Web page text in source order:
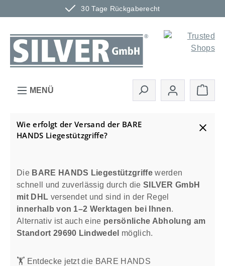
30 Tage Rückgaberecht
Zum Hauptinhalt springen
MENÜ
Wie erfolgt der Versand der BARE
HANDS Liegestützgriffe?
Die BARE HANDS Liegestützgriffewerden
schnell und zuverlässig durch die SILVER GmbH
mit DHL versendet und sind in der Regel
innerhalb von 1–2 Werktagen bei Ihnen.
Alternativ ist auch eine persönliche Abholung am
Standort 29690 Lindwedel möglich.
🏋️ ️Entdecke jetzt die BARE HANDS